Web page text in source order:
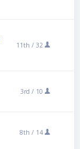
11th / 32
3rd / 10
8th / 14